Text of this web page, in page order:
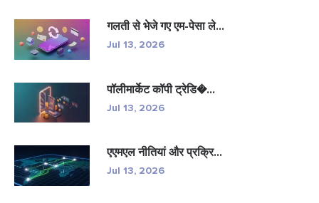
गलती से भेजे गए एम-पेसा ले...
Jul 13, 2026
पॉलीमार्केट कॉपी ट्रेडि�...
Jul 13, 2026
एएमएल नीतियां और प्रक्रि...
Jul 13, 2026